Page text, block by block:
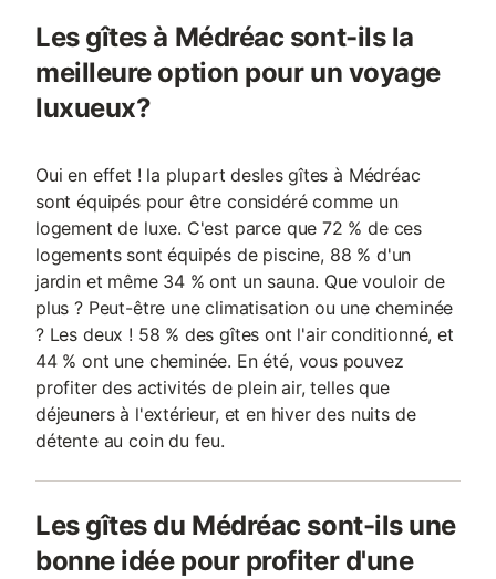
Les gîtes à Médréac sont-ils la
meilleure option pour un voyage
luxueux?
Oui en effet ! la plupart desles gîtes à Médréac
sont équipés pour être considéré comme un
logement de luxe. C'est parce que 72 % de ces
logements sont équipés de piscine, 88 % d'un
jardin et même 34 % ont un sauna. Que vouloir de
plus ? Peut-être une climatisation ou une cheminée
? Les deux ! 58 % des gîtes ont l'air conditionné, et
44 % ont une cheminée. En été, vous pouvez
profiter des activités de plein air, telles que
déjeuners à l'extérieur, et en hiver des nuits de
détente au coin du feu.
Les gîtes du Médréac sont-ils une
bonne idée pour profiter d'une